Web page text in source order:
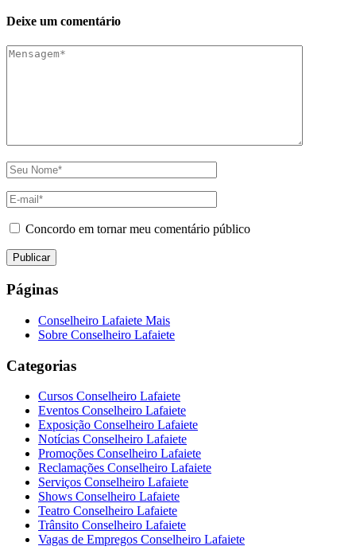
Deixe um comentário
Concordo em tornar meu comentário público
Páginas
Conselheiro Lafaiete Mais
Sobre Conselheiro Lafaiete
Categorias
Cursos Conselheiro Lafaiete
Eventos Conselheiro Lafaiete
Exposição Conselheiro Lafaiete
Notícias Conselheiro Lafaiete
Promoções Conselheiro Lafaiete
Reclamações Conselheiro Lafaiete
Serviços Conselheiro Lafaiete
Shows Conselheiro Lafaiete
Teatro Conselheiro Lafaiete
Trânsito Conselheiro Lafaiete
Vagas de Empregos Conselheiro Lafaiete